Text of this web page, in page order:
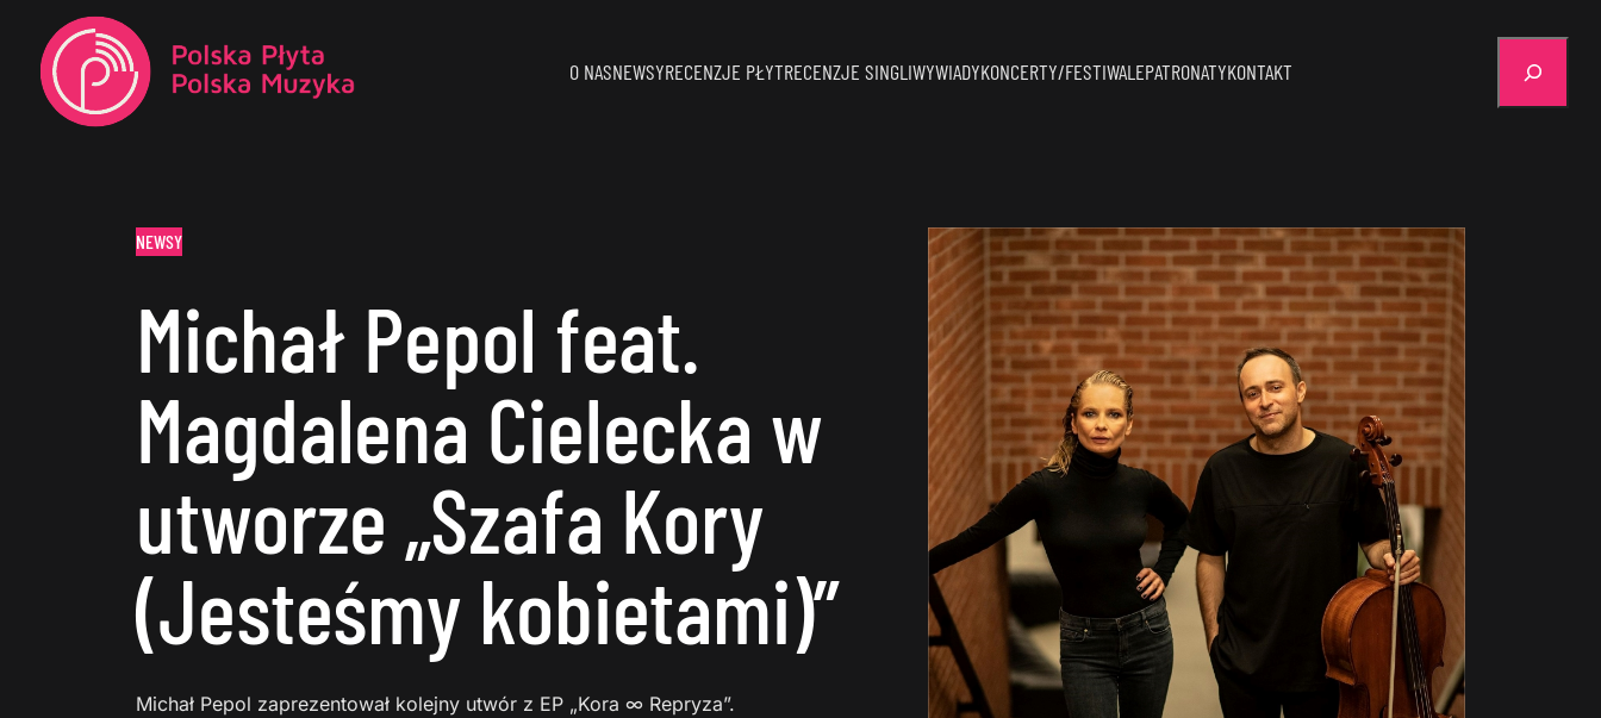
O NASNEWSYRECENZJE PŁYTRECENZJE SINGLIWYWIADYKONCERTY/FESTIWALEPATRONATYKONTAKT
NEWSY
Michał Pepol feat.
Magdalena Cielecka w
utworze „Szafa Kory
(Jesteśmy kobietami)”
Michał Pepol zaprezentował kolejny utwór z EP „Kora ∞ Repryza”.